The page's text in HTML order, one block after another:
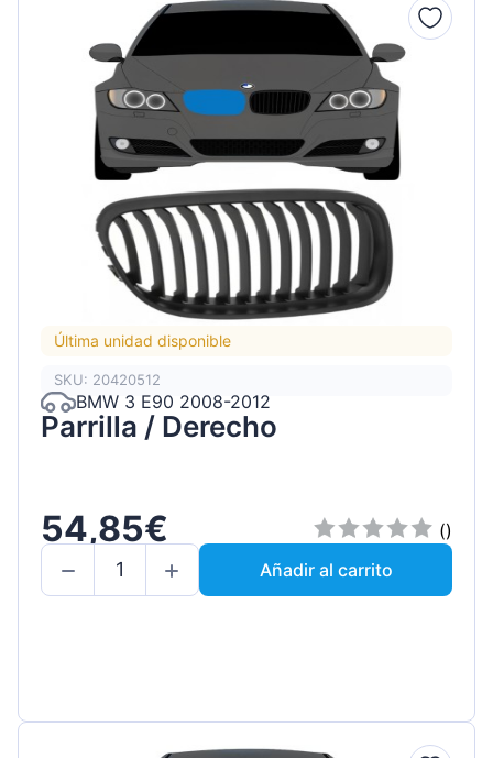
Última unidad disponible
SKU: 20420512
BMW 3 E90 2008-2012
Parrilla / Derecho
54,85€
()
Añadir al carrito